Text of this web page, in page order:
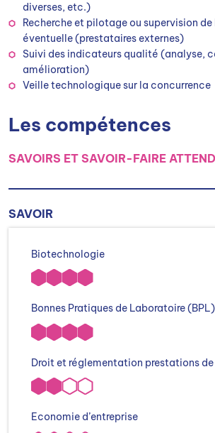
diverses, etc.)
Recherche et pilotage ou supervision
éventuelle (prestataires externes)
Suivi des indicateurs qualité (analyse,
amélioration)
Veille technologique sur la concurrence
Les compétences
SAVOIRS ET SAVOIR-FAIRE
SAVOIR
Biotechnologie
Bonnes Pratiques de Laboratoire (BPL)
Droit et réglementation prestations
Economie d’entreprise